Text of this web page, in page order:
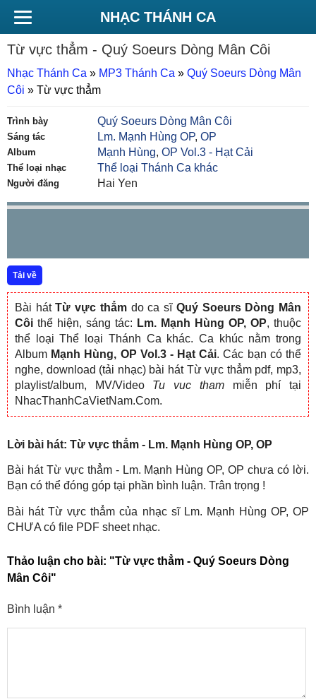
NHẠC THÁNH CA
Từ vực thẳm - Quý Soeurs Dòng Mân Côi
Nhạc Thánh Ca » MP3 Thánh Ca » Quý Soeurs Dòng Mân
Côi » Từ vực thẳm
Trình bày Quý Soeurs Dòng Mân Côi
Sáng tác Lm. Mạnh Hùng OP,OP
Album Mạnh Hùng,OP Vol.3 - Hạt Cải
Thể loại nhạc Thể loại Thánh Ca khác
Người đăng Hai Yen
Tải về
Bài hátTừ vực thẳmdo ca sĩ Quý Soeurs Dòng Mân
Côi thể hiện, sáng tác: Lm. Mạnh Hùng OP, OP, thuộc
thể loại Thể loại Thánh Ca khác. Ca khúc nằm trong
Album Mạnh Hùng, OP Vol.3 - Hạt Cải. Các bạn có thể
nghe, download (tải nhạc) bài hát Từ vực thẳm pdf, mp3,
playlist/album, MV/Video Tu vuc thammiễn phí tại
NhacThanhCaVietNam.Com.
Lời bài hát: Từ vực thẳm - Lm. Mạnh Hùng OP, OP
Bài hát Từ vực thẳm - Lm. Mạnh Hùng OP, OP chưa có lời.
Bạn có thể đóng góp tại phần bình luận. Trân trọng !
Bài hát Từ vực thẳm của nhạc sĩ Lm. Mạnh Hùng OP, OP
CHƯA có file PDF sheet nhạc.
Thảo luận cho bài: "Từ vực thẳm - Quý Soeurs Dòng
Mân Côi"
Bình luận *